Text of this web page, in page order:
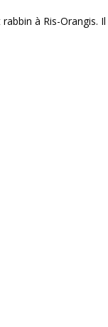
rabbin à Ris-Orangis.